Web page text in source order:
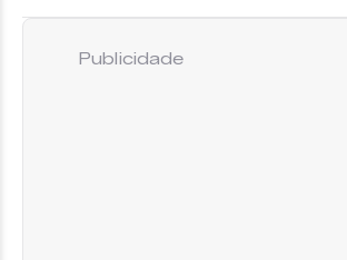
Publicidade